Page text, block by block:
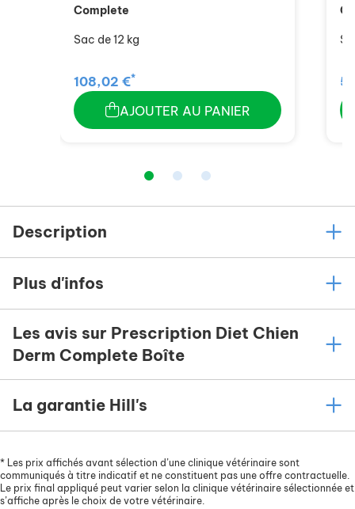
Complete
Sac de 12 kg
108,02 €*
AJOUTER AU PANIER
Description
Plus d'infos
Les avis sur Prescription Diet Chien
Derm Complete Boîte
La garantie Hill's
* Les prix affichés avant sélection d’une clinique vétérinaire sont
communiqués à titre indicatif et ne constituent pas une offre contractuelle.
Le prix final appliqué peut varier selon la clinique vétérinaire sélectionnée et
s’affiche après le choix de votre vétérinaire.